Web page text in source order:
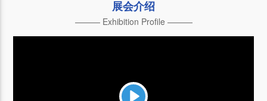
展会介绍
——— Exhibition Profile ———